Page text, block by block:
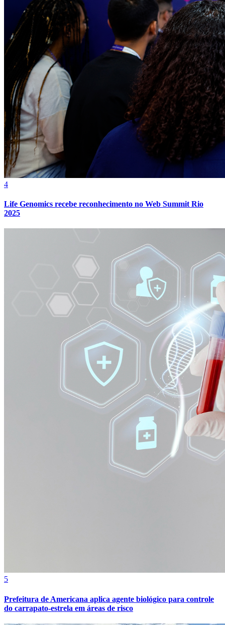
Bahia
4
Life Genomics recebe reconhecimento no Web Summit Rio
2025
5
Prefeitura de Americana aplica agente biológico para controle
do carrapato-estrela em áreas de risco